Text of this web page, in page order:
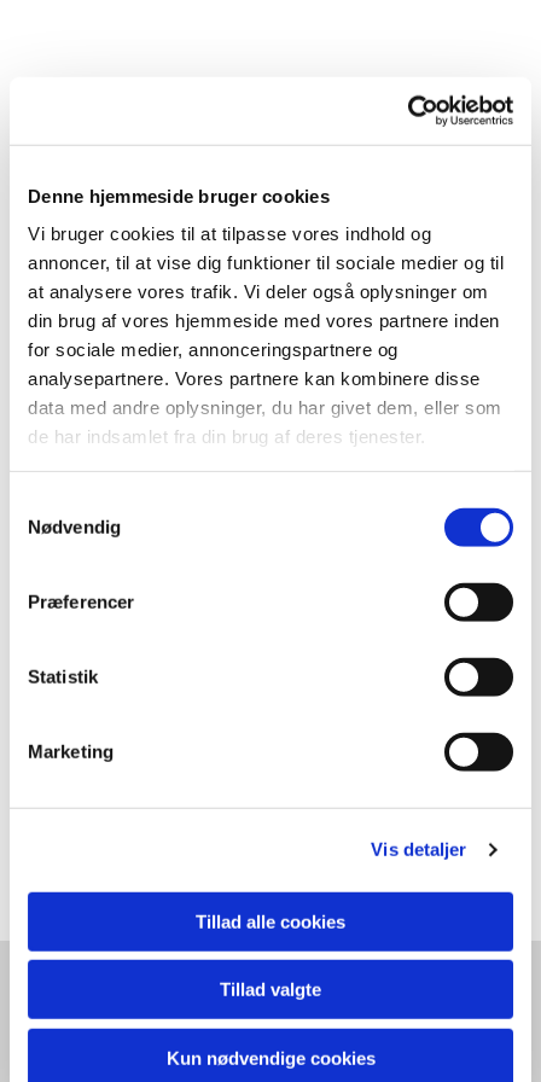
Denne hjemmeside bruger cookies
Vi bruger cookies til at tilpasse vores indhold og
annoncer, til at vise dig funktioner til sociale medier og til
at analysere vores trafik. Vi deler også oplysninger om
din brug af vores hjemmeside med vores partnere inden
for sociale medier, annonceringspartnere og
analysepartnere. Vores partnere kan kombinere disse
data med andre oplysninger, du har givet dem, eller som
de har indsamlet fra din brug af deres tjenester.
Nødvendig
Præferencer
Statistik
Marketing
Vis detaljer
Tillad alle cookies
Tillad valgte
Kun nødvendige cookies
TRINE PANUM / Bagsværd Hovedgade 116 K / 2880 Bagsværd /